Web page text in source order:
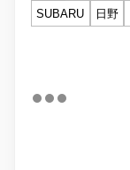
SUBARU
日野